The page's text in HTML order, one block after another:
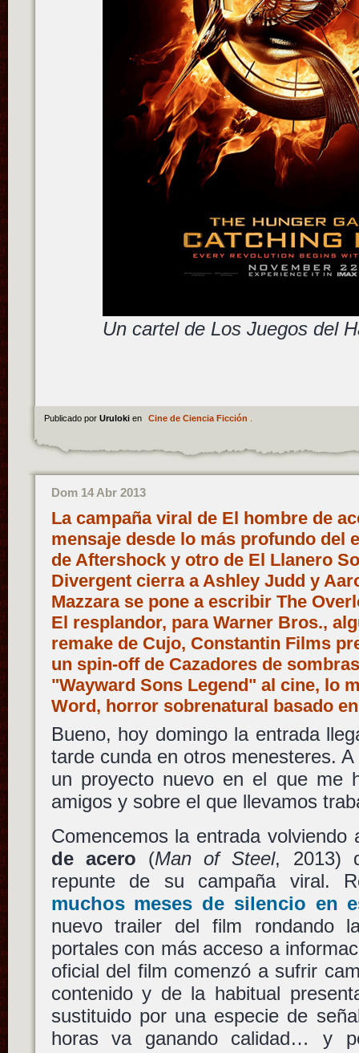
Un cartel de Los Juegos del
Publicado por Uruloki en Cine de Ciencia Ficción
Dom 14 Abr 2013
La campaña viral de El hombre de
mensaje desde lo más profundo del
de Aftershock y otro de El Llanero
Divergent cierra a Ashley Judd y
Mazzara se pone a escribir The
El resplandor, para Warner Bros.,
remake de Cujo, Constantin Films
un spin-off de Cazadores de
"Wayward Sons Legend" al cine, lo
Word, horror sobrenatural basado
Bueno, hoy domingo la entrada
tarde cunda en otros menesteres.
un proyecto nuevo en el que me
amigos y sobre el que llevamos
Comencemos la entrada
de acero (Man of Steel, 2013)
repunte de su campaña viral.
muchos meses de silencio en
nuevo trailer del film rondando
portales con más acceso a
oficial del film comenzó a sufrir
contenido y de la habitual
sustituido por una especie de
horas va ganando calidad… y